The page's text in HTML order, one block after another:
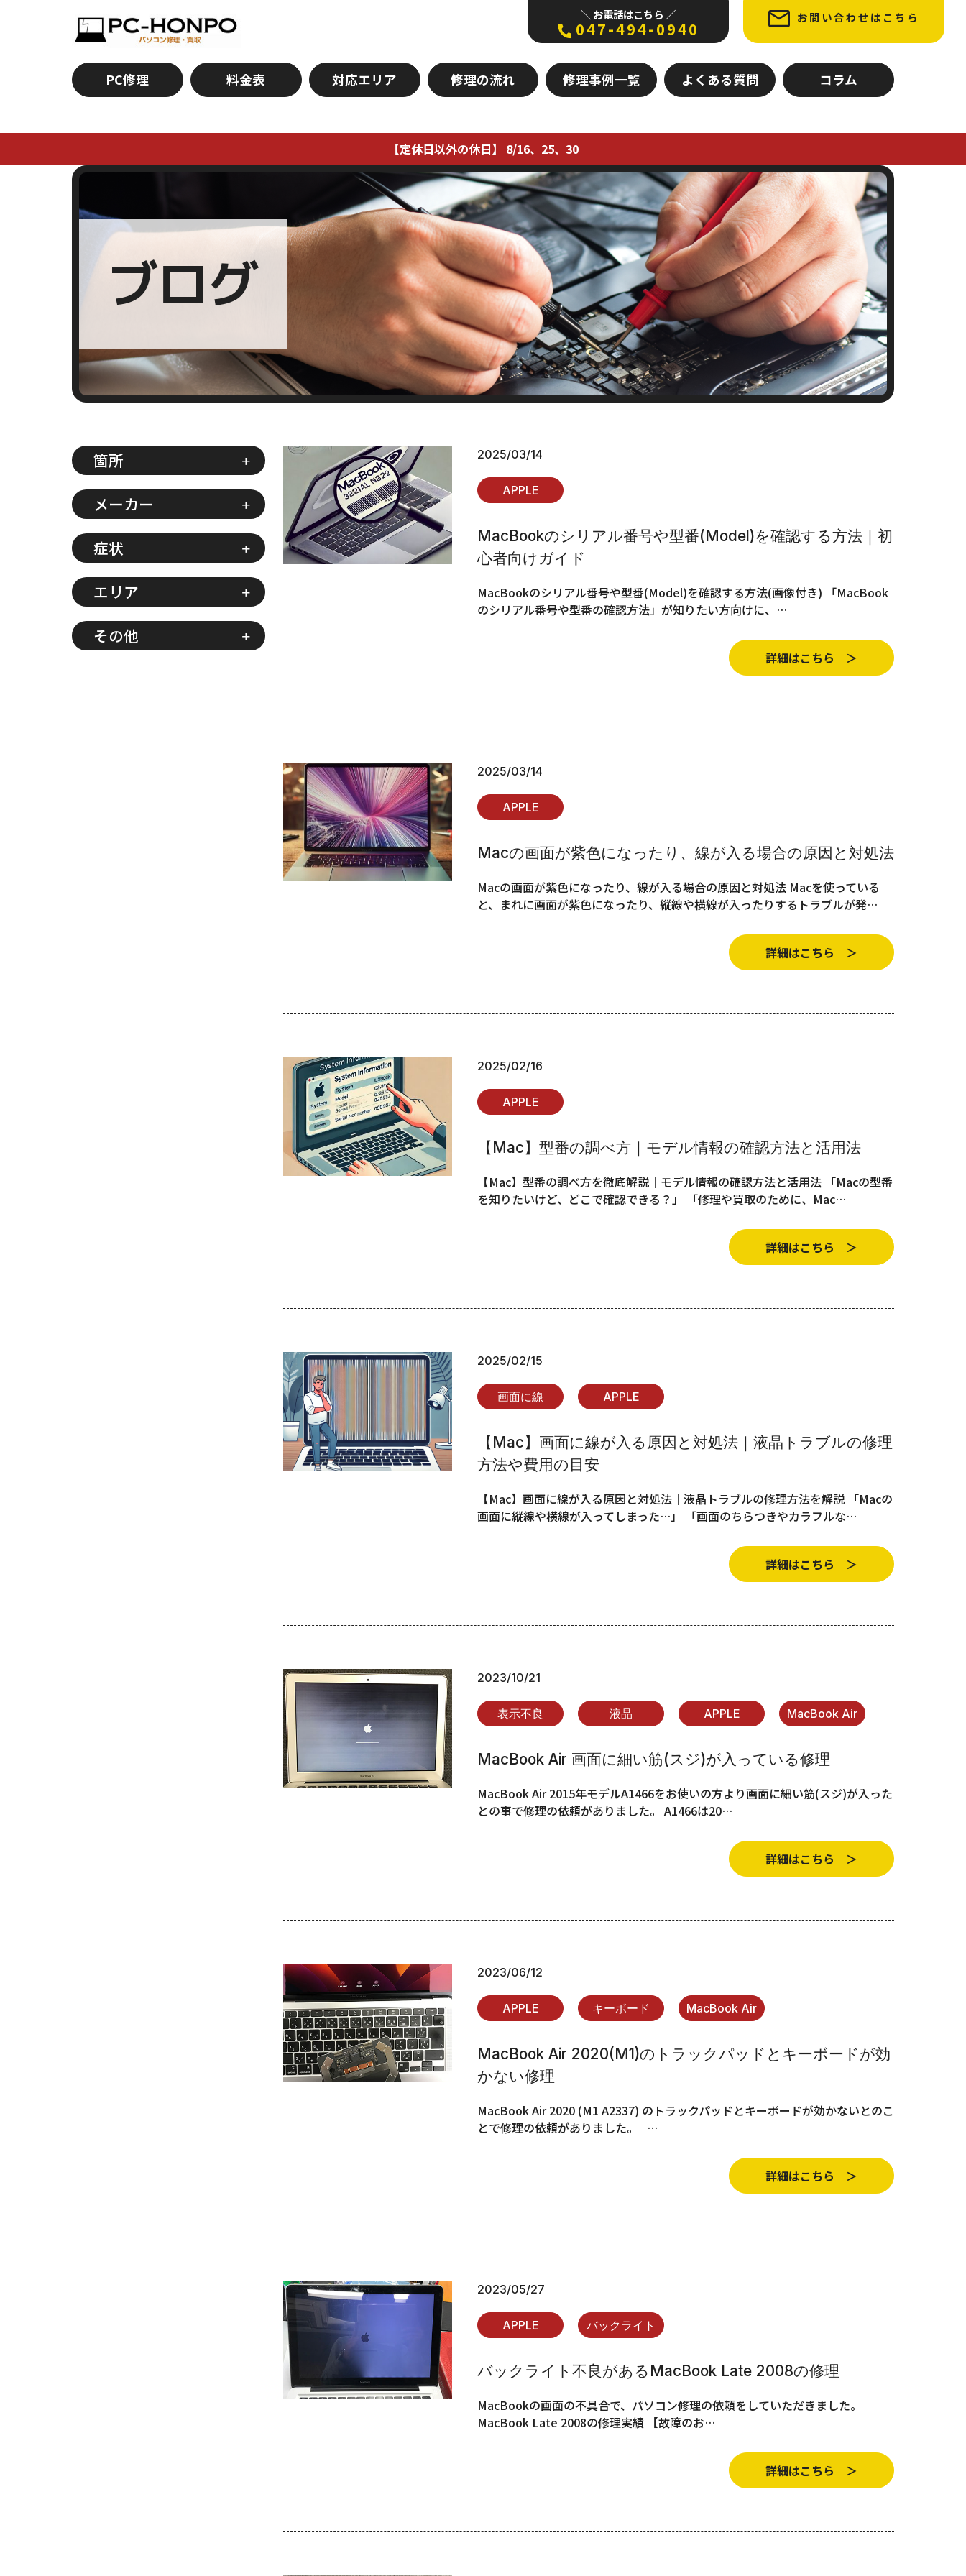
＼ お電話はこちら ／
047-494-0940
お問い合わせはこちら
PC修理 料金表 対応エリア 修理の流れ 修理事例一覧 よくある質問 コラム
【定休日以外の休日】 8/16、25、30
ブログ
2025/03/14
APPLE
MacBookのシリアル番号や型番(Model)を確認する方法｜初
心者向けガイド
MacBookのシリアル番号や型番(Model)を確認する方法(画像付き) 「MacBook
のシリアル番号や型番の確認方法」が知りたい方向けに、…
詳細はこちら ＞
2025/03/14
APPLE
Macの画面が紫色になったり、線が入る場合の原因と対処法
Macの画面が紫色になったり、線が入る場合の原因と対処法 Macを使っている
と、まれに画面が紫色になったり、縦線や横線が入ったりするトラブルが発…
詳細はこちら ＞
2025/02/16
APPLE
【Mac】型番の調べ方｜モデル情報の確認方法と活用法
【Mac】型番の調べ方を徹底解説｜モデル情報の確認方法と活用法 「Macの型番
を知りたいけど、どこで確認できる？」 「修理や買取のために、Mac…
詳細はこちら ＞
2025/02/15
画面に線 APPLE
【Mac】画面に線が入る原因と対処法｜液晶トラブルの修理
方法や費用の目安
【Mac】画面に線が入る原因と対処法｜液晶トラブルの修理方法を解説 「Macの
画面に縦線や横線が入ってしまった…」 「画面のちらつきやカラフルな…
詳細はこちら ＞
2023/10/21
表示不良 液晶 APPLE MacBook Air
MacBook Air 画面に細い筋(スジ)が入っている修理
MacBook Air 2015年モデルA1466をお使いの方より画面に細い筋(スジ)が入った
との事で修理の依頼がありました。 A1466は20…
詳細はこちら ＞
2023/06/12
APPLE キーボード MacBook Air
MacBook Air 2020(M1)のトラックパッドとキーボードが効
かない修理
MacBook Air 2020 (M1 A2337) のトラックパッドとキーボードが効かないとのこ
とで修理の依頼がありました。 …
詳細はこちら ＞
2023/05/27
APPLE バックライト
バックライト不良があるMacBook Late 2008の修理
MacBookの画面の不具合で、パソコン修理の依頼をしていただきました。
MacBook Late 2008の修理実績 【故障のお…
詳細はこちら ＞
箇所
メーカー
症状
エリア
その他